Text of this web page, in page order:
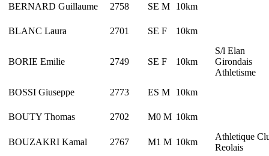
BERNARD Guillaume 2758 SE M 10km
BLANC Laura 2701 SE F 10km
BORIE Emilie 2749 SE F 10km
S/l Elan
Girondais
Athletisme
BOSSI Giuseppe
2773 ES M 10km
BOUTY Thomas 2702 M0 M 10km
BOUZAKRI Kamal 2767 M1 M 10km
Athletique
Reolais